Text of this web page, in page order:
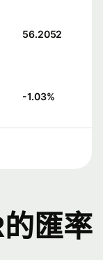
56.2052
-1.03%
匯率